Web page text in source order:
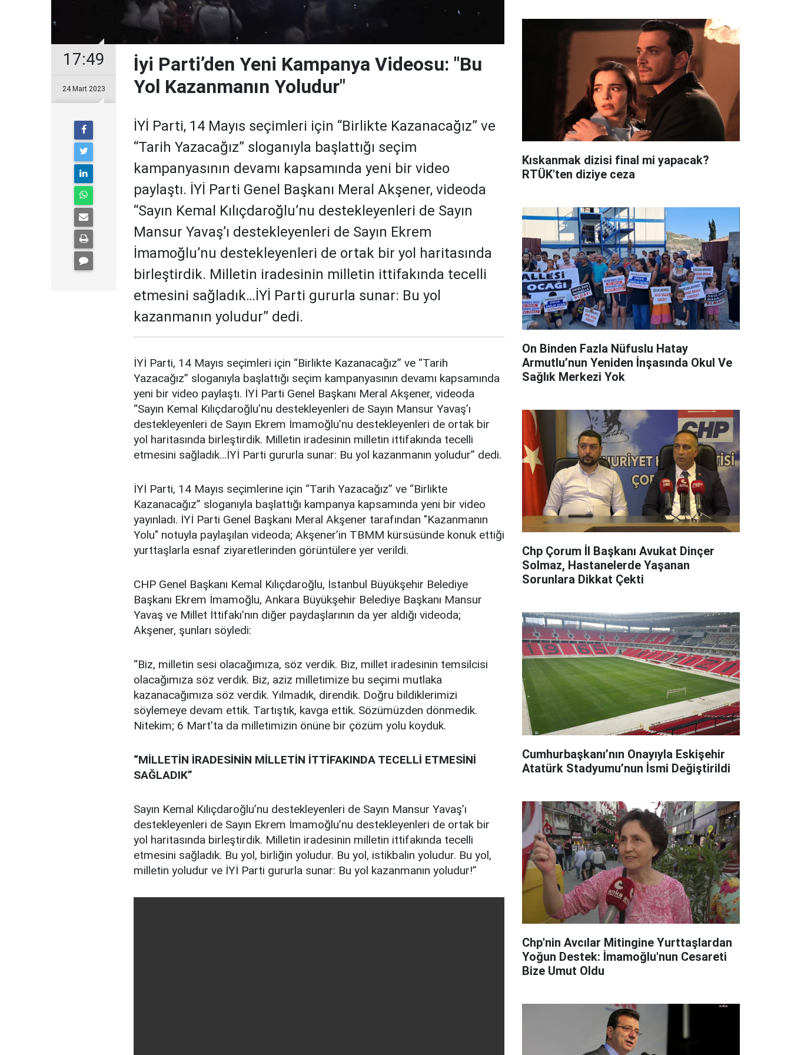
17:49
24 Mart 2023
İyi Parti’den Yeni Kampanya Videosu: "Bu
Yol Kazanmanın Yoludur"
İYİ Parti, 14 Mayıs seçimleri için “Birlikte Kazanacağız” ve
“Tarih Yazacağız” sloganıyla başlattığı seçim
kampanyasının devamı kapsamında yeni bir video
paylaştı. İYİ Parti Genel Başkanı Meral Akşener, videoda
“Sayın Kemal Kılıçdaroğlu’nu destekleyenleri de Sayın
Mansur Yavaş’ı destekleyenleri de Sayın Ekrem
İmamoğlu’nu destekleyenleri de ortak bir yol haritasında
birleştirdik. Milletin iradesinin milletin ittifakında tecelli
etmesini sağladık…İYİ Parti gururla sunar: Bu yol
kazanmanın yoludur” dedi.
İYİ Parti, 14 Mayıs seçimleri için “Birlikte Kazanacağız” ve “Tarih
Yazacağız” sloganıyla başlattığı seçim kampanyasının devamı kapsamında
yeni bir video paylaştı. İYİ Parti Genel Başkanı Meral Akşener, videoda
“Sayın Kemal Kılıçdaroğlu’nu destekleyenleri de Sayın Mansur Yavaş’ı
destekleyenleri de Sayın Ekrem İmamoğlu’nu destekleyenleri de ortak bir
yol haritasında birleştirdik. Milletin iradesinin milletin ittifakında tecelli
etmesini sağladık…İYİ Parti gururla sunar: Bu yol kazanmanın yoludur” dedi.
İYİ Parti, 14 Mayıs seçimlerine için “Tarih Yazacağız” ve “Birlikte
Kazanacağız” sloganıyla başlattığı kampanya kapsamında yeni bir video
yayınladı. İYİ Parti Genel Başkanı Meral Akşener tarafından "Kazanmanın
Yolu" notuyla paylaşılan videoda; Akşener’in TBMM kürsüsünde konuk ettiği
yurttaşlarla esnaf ziyaretlerinden görüntülere yer verildi.
CHP Genel Başkanı Kemal Kılıçdaroğlu, İstanbul Büyükşehir Belediye
Başkanı Ekrem İmamoğlu, Ankara Büyükşehir Belediye Başkanı Mansur
Yavaş ve Millet İttifakı’nın diğer paydaşlarının da yer aldığı videoda;
Akşener, şunları söyledi:
“Biz, milletin sesi olacağımıza, söz verdik. Biz, millet iradesinin temsilcisi
olacağımıza söz verdik. Biz, aziz milletimize bu seçimi mutlaka
kazanacağımıza söz verdik. Yılmadık, direndik. Doğru bildiklerimizi
söylemeye devam ettik. Tartıştık, kavga ettik. Sözümüzden dönmedik.
Nitekim; 6 Mart’ta da milletimizin önüne bir çözüm yolu koyduk.
“MİLLETİN İRADESİNİN MİLLETİN İTTİFAKINDA TECELLİ ETMESİNİ
SAĞLADIK”
Sayın Kemal Kılıçdaroğlu’nu destekleyenleri de Sayın Mansur Yavaş’ı
destekleyenleri de Sayın Ekrem İmamoğlu’nu destekleyenleri de ortak bir
yol haritasında birleştirdik. Milletin iradesinin milletin ittifakında tecelli
etmesini sağladık. Bu yol, birliğin yoludur. Bu yol, istikbalin yoludur. Bu yol,
milletin yoludur ve İYİ Parti gururla sunar: Bu yol kazanmanın yoludur!”
Kıskanmak dizisi final mi yapacak?
RTÜK'ten diziye ceza
On Binden Fazla Nüfuslu Hatay
Armutlu’nun Yeniden İnşasında Okul Ve
Sağlık Merkezi Yok
Chp Çorum İl Başkanı Avukat Dinçer
Solmaz, Hastanelerde Yaşanan
Sorunlara Dikkat Çekti
Cumhurbaşkanı’nın Onayıyla Eskişehir
Atatürk Stadyumu’nun İsmi Değiştirildi
Chp'nin Avcılar Mitingine Yurttaşlardan
Yoğun Destek: İmamoğlu'nun Cesareti
Bize Umut Oldu